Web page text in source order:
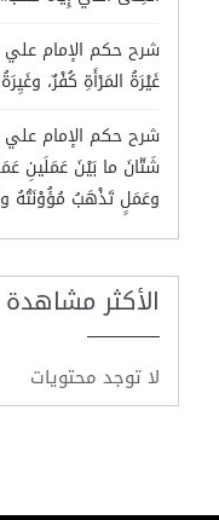
غَيْرَةُ المَرْأَةِ كُفْرٌ،
شَتّانَ ما بَيْنَ عَمَلَينِ
وعَمَلٍ تَذْهَبُ مُؤُوْنَتُهُ
الأكثر مشاهدة
لا توجد محتويات